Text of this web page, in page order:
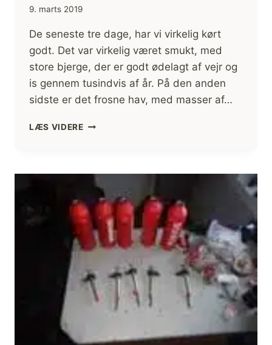
9. marts 2019
De seneste tre dage, har vi virkelig kørt
godt. Det var virkelig været smukt, med
store bjerge, der er godt ødelagt af vejr og
is gennem tusindvis af år. På den anden
sidste er det frosne hav, med masser af…
LÆS VIDEREDEPOTDAG